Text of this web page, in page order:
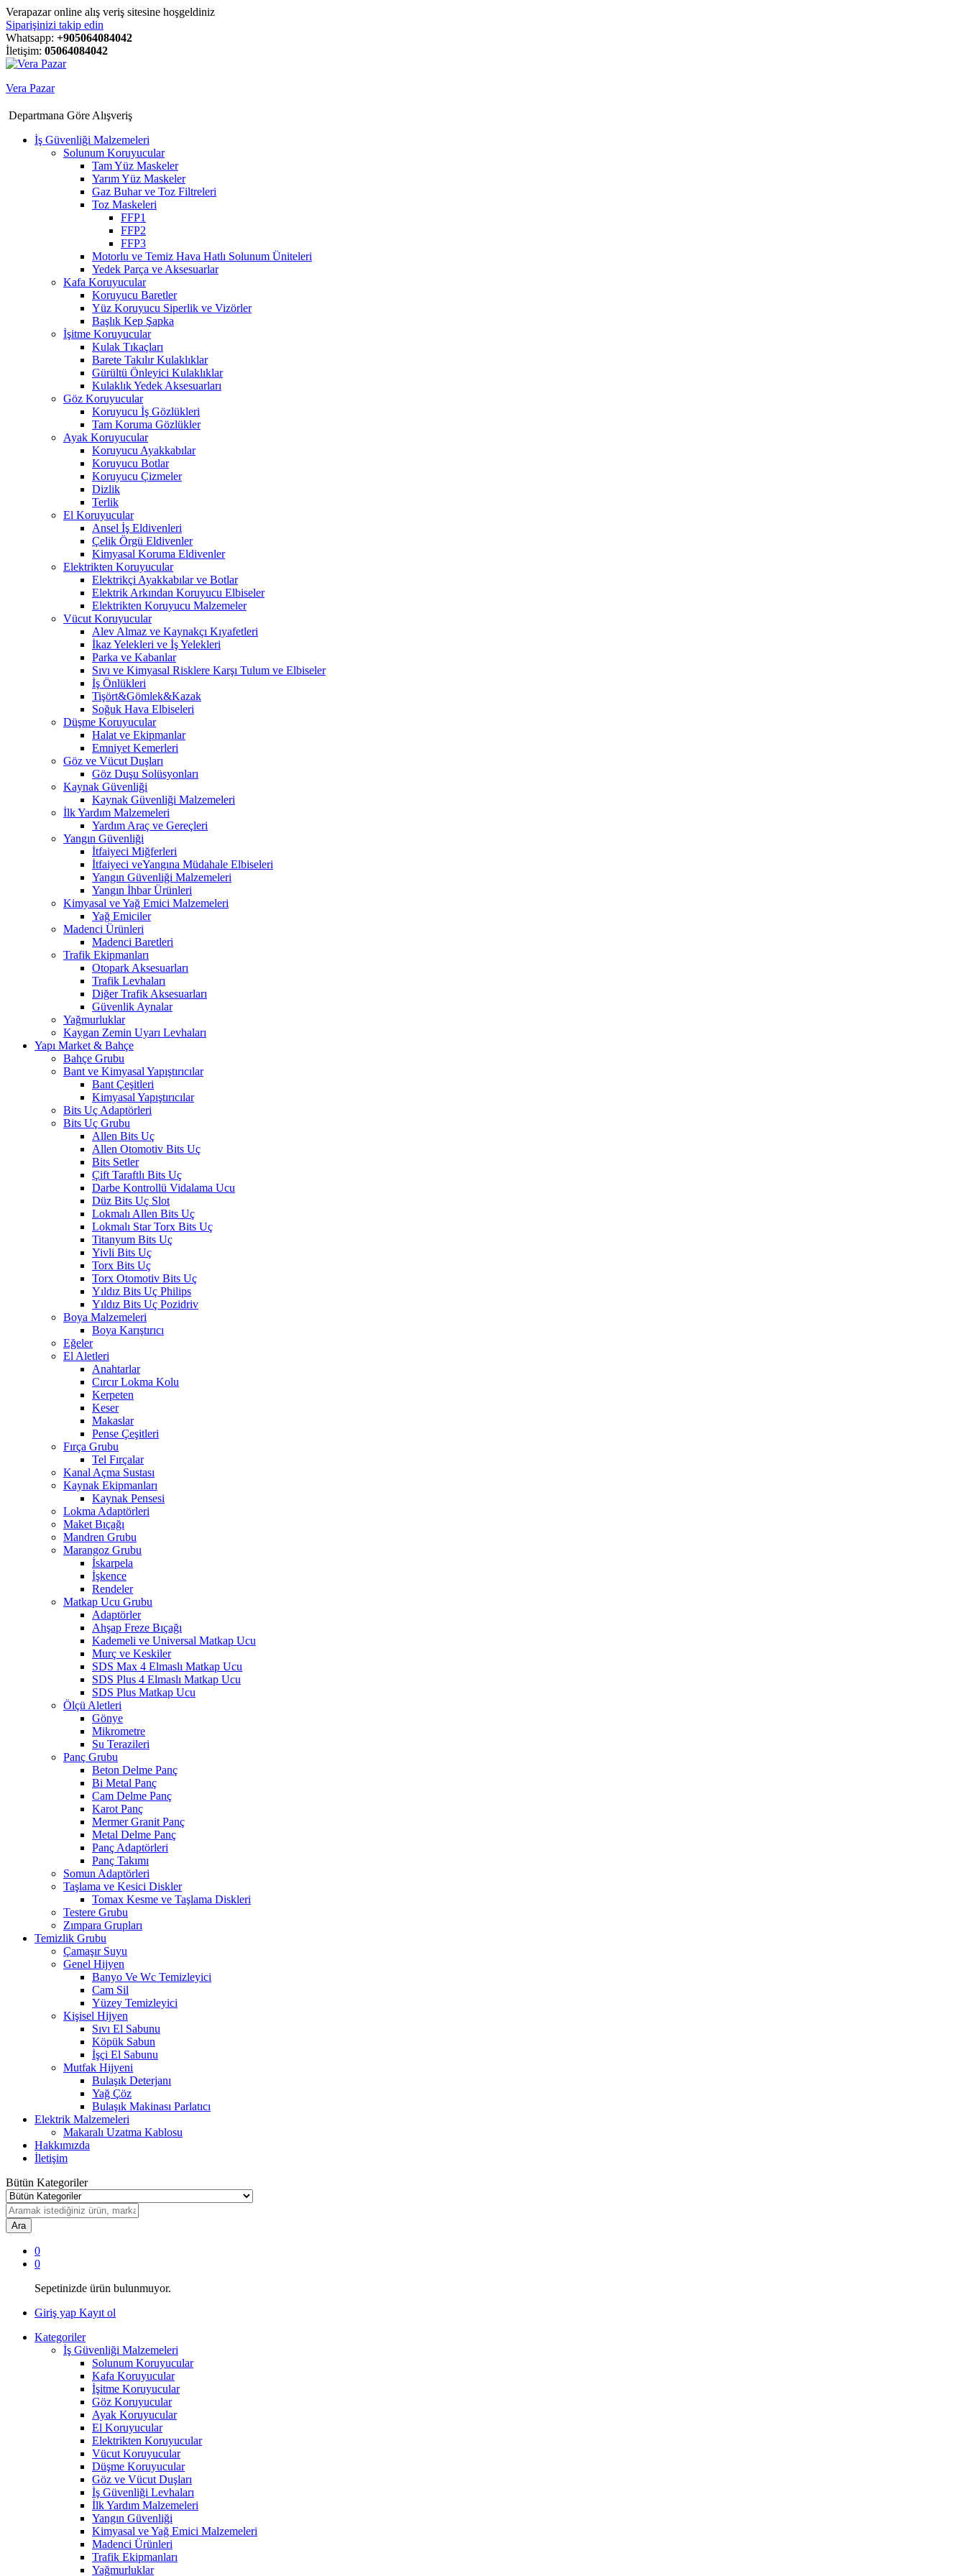
Verapazar online alış veriş sitesine hoşgeldiniz
Siparişinizi takip edin
Whatsapp: +905064084042
İletişim: 05064084042
Vera Pazar
Departmana Göre Alışveriş
İş Güvenliği Malzemeleri
Solunum Koruyucular
Tam Yüz Maskeler
Yarım Yüz Maskeler
Gaz Buhar ve Toz Filtreleri
Toz Maskeleri
FFP1
FFP2
FFP3
Motorlu ve Temiz Hava Hatlı Solunum Üniteleri
Yedek Parça ve Aksesuarlar
Kafa Koruyucular
Koruyucu Baretler
Yüz Koruyucu Siperlik ve Vizörler
Başlık Kep Şapka
İşitme Koruyucular
Kulak Tıkaçları
Barete Takılır Kulaklıklar
Gürültü Önleyici Kulaklıklar
Kulaklık Yedek Aksesuarları
Göz Koruyucular
Koruyucu İş Gözlükleri
Tam Koruma Gözlükler
Ayak Koruyucular
Koruyucu Ayakkabılar
Koruyucu Botlar
Koruyucu Çizmeler
Dizlik
Terlik
El Koruyucular
Ansel İş Eldivenleri
Çelik Örgü Eldivenler
Kimyasal Koruma Eldivenler
Elektrikten Koruyucular
Elektrikçi Ayakkabılar ve Botlar
Elektrik Arkından Koruyucu Elbiseler
Elektrikten Koruyucu Malzemeler
Vücut Koruyucular
Alev Almaz ve Kaynakçı Kıyafetleri
İkaz Yelekleri ve İş Yelekleri
Parka ve Kabanlar
Sıvı ve Kimyasal Risklere Karşı Tulum ve Elbiseler
İş Önlükleri
Tişört&Gömlek&Kazak
Soğuk Hava Elbiseleri
Düşme Koruyucular
Halat ve Ekipmanlar
Emniyet Kemerleri
Göz ve Vücut Duşları
Göz Duşu Solüsyonları
Kaynak Güvenliği
Kaynak Güvenliği Malzemeleri
İlk Yardım Malzemeleri
Yardım Araç ve Gereçleri
Yangın Güvenliği
İtfaiyeci Miğferleri
İtfaiyeci veYangına Müdahale Elbiseleri
Yangın Güvenliği Malzemeleri
Yangın İhbar Ürünleri
Kimyasal ve Yağ Emici Malzemeleri
Yağ Emiciler
Madenci Ürünleri
Madenci Baretleri
Trafik Ekipmanları
Otopark Aksesuarları
Trafik Levhaları
Diğer Trafik Aksesuarları
Güvenlik Aynalar
Yağmurluklar
Kaygan Zemin Uyarı Levhaları
Yapı Market & Bahçe
Bahçe Grubu
Bant ve Kimyasal Yapıştırıcılar
Bant Çeşitleri
Kimyasal Yapıştırıcılar
Bits Uç Adaptörleri
Bits Uç Grubu
Allen Bits Uç
Allen Otomotiv Bits Uç
Bits Setler
Çift Taraftlı Bits Uç
Darbe Kontrollü Vidalama Ucu
Düz Bits Uç Slot
Lokmalı Allen Bits Uç
Lokmalı Star Torx Bits Uç
Titanyum Bits Uç
Yivli Bits Uç
Torx Bits Uç
Torx Otomotiv Bits Uç
Yıldız Bits Uç Philips
Yıldız Bits Uç Pozidriv
Boya Malzemeleri
Boya Karıştırıcı
Eğeler
El Aletleri
Anahtarlar
Cırcır Lokma Kolu
Kerpeten
Keser
Makaslar
Pense Çeşitleri
Fırça Grubu
Tel Fırçalar
Kanal Açma Sustası
Kaynak Ekipmanları
Kaynak Pensesi
Lokma Adaptörleri
Maket Bıçağı
Mandren Grubu
Marangoz Grubu
İskarpela
İşkence
Rendeler
Matkap Ucu Grubu
Adaptörler
Ahşap Freze Bıçağı
Kademeli ve Universal Matkap Ucu
Murç ve Keskiler
SDS Max 4 Elmaslı Matkap Ucu
SDS Plus 4 Elmaslı Matkap Ucu
SDS Plus Matkap Ucu
Ölçü Aletleri
Gönye
Mikrometre
Su Terazileri
Panç Grubu
Beton Delme Panç
Bi Metal Panç
Cam Delme Panç
Karot Panç
Mermer Granit Panç
Metal Delme Panç
Panç Adaptörleri
Panç Takımı
Somun Adaptörleri
Taşlama ve Kesici Diskler
Tomax Kesme ve Taşlama Diskleri
Testere Grubu
Zımpara Grupları
Temizlik Grubu
Çamaşır Suyu
Genel Hijyen
Banyo Ve Wc Temizleyici
Cam Sil
Yüzey Temizleyici
Kişisel Hijyen
Sıvı El Sabunu
Köpük Sabun
İşçi El Sabunu
Mutfak Hijyeni
Bulaşık Deterjanı
Yağ Çöz
Bulaşık Makinası Parlatıcı
Elektrik Malzemeleri
Makaralı Uzatma Kablosu
Hakkımızda
İletişim
Bütün Kategoriler
Ara
0
0
Sepetinizde ürün bulunmuyor.
Giriş yap Kayıt ol
Kategoriler
İş Güvenliği Malzemeleri
Solunum Koruyucular
Kafa Koruyucular
İşitme Koruyucular
Göz Koruyucular
Ayak Koruyucular
El Koruyucular
Elektrikten Koruyucular
Vücut Koruyucular
Düşme Koruyucular
Göz ve Vücut Duşları
İş Güvenliği Levhaları
İlk Yardım Malzemeleri
Yangın Güvenliği
Kimyasal ve Yağ Emici Malzemeleri
Madenci Ürünleri
Trafik Ekipmanları
Yağmurluklar